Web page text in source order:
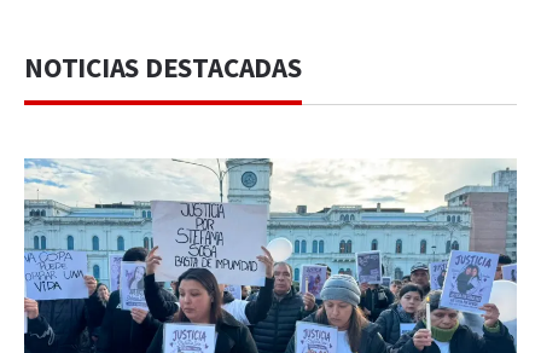
NOTICIAS DESTACADAS